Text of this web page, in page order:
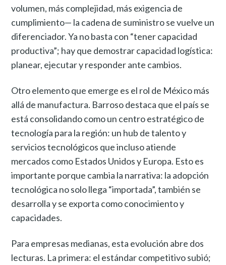
volumen, más complejidad, más exigencia de
cumplimiento— la cadena de suministro se vuelve un
diferenciador. Ya no basta con “tener capacidad
productiva”; hay que demostrar capacidad logística:
planear, ejecutar y responder ante cambios.
Otro elemento que emerge es el rol de México más
allá de manufactura. Barroso destaca que el país se
está consolidando como un centro estratégico de
tecnología para la región: un hub de talento y
servicios tecnológicos que incluso atiende
mercados como Estados Unidos y Europa. Esto es
importante porque cambia la narrativa: la adopción
tecnológica no solo llega “importada”, también se
desarrolla y se exporta como conocimiento y
capacidades.
Para empresas medianas, esta evolución abre dos
lecturas. La primera: el estándar competitivo subió;